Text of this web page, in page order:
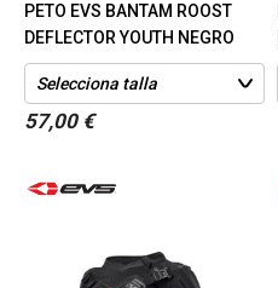
PETO EVS BANTAM ROOST
DEFLECTOR YOUTH NEGRO
57,00 €